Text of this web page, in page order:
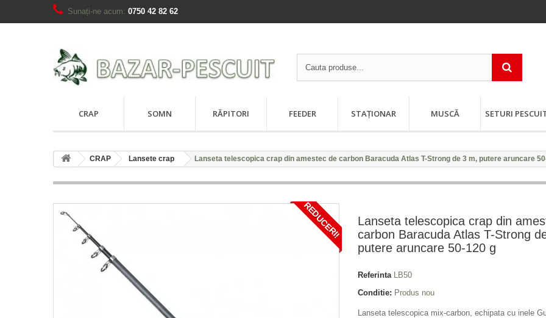
Sunați-ne acum: 0750 42 82 62
CRAP SOMN RĂPITORI FEEDER STAȚIONAR MUSCĂ SETURI
CRAP Lansete crap Lanseta telescopica crap din amestec de carbon Baracuda Atlas T-Strong de 3 m, putere aruncare
REDUCERI!
Lanseta telescopica crap din
carbon Baracuda Atlas T-Strong
putere aruncare 50-120 g
Referinta LB50
Conditie: Produs nou
Lanseta telescopica mix-carbon, echipata cu inele